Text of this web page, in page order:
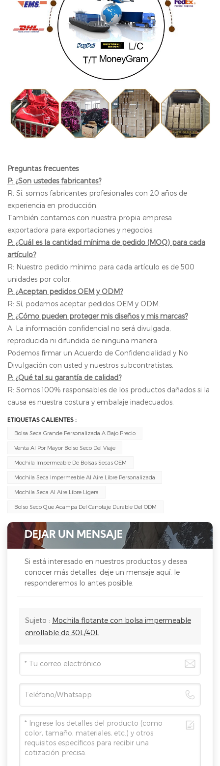
Preguntas frecuentes
P: ¿Son ustedes fabricantes?
R: Sí, somos fabricantes profesionales con 20 años de
experiencia en producción.
También contamos con nuestra propia empresa
exportadora para exportaciones y negocios.
P: ¿Cuál es la cantidad mínima de pedido (MOQ) para cada
artículo?
R: Nuestro pedido mínimo para cada artículo es de 500
unidades por color.
P: ¿Aceptan pedidos OEM y ODM?
R: Sí, podemos aceptar pedidos OEM y ODM.
P: ¿Cómo pueden proteger mis diseños y mis marcas?
A: La información confidencial no será divulgada,
reproducida ni difundida de ninguna manera.
Podemos firmar un Acuerdo de Confidencialidad y No
Divulgación con usted y nuestros subcontratistas.
P: ¿Qué tal su garantía de calidad?
R: Somos 100% responsables de los productos dañados si la
causa es nuestra costura y embalaje inadecuados.
ETIQUETAS CALIENTES :
Bolsa Seca Grande Personalizada A Bajo Precio
Venta Al Por Mayor Bolso Seco Del Viaje
Mochila Impermeable De Bolsas Secas OEM
Mochila Seca Impermeable Al Aire Libre Personalizada
Mochila Seca Al Aire Libre Ligera
Bolso Seco Que Acampa Del Canotaje Durable Del ODM
DEJAR UN MENSAJE
Si está interesado en nuestros productos y desea
conocer más detalles, deje un mensaje aquí, le
responderemos lo antes posible.
Sujeto : Mochila flotante con bolsa impermeable
enrollable de 30L/40L